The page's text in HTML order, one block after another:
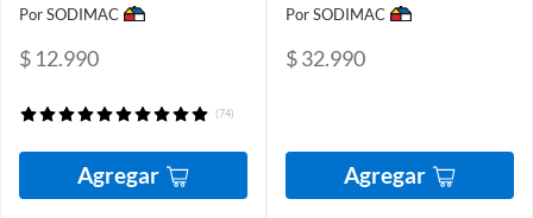
Por SODIMAC
$ 12.990
(74)
Agregar
Por SODIMAC
$ 32.990
Agregar